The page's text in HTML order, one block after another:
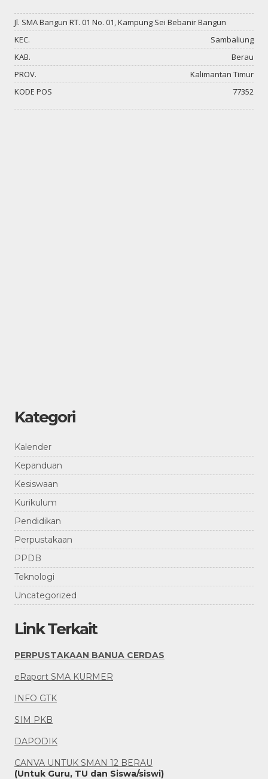
Jl. SMA Bangun RT. 01 No. 01, Kampung Sei Bebanir Bangun
KEC.
Sambaliung
KAB.
Berau
PROV.
Kalimantan Timur
KODE POS
77352
Kategori
Kalender
Kepanduan
Kesiswaan
Kurikulum
Pendidikan
Perpustakaan
PPDB
Teknologi
Uncategorized
Link Terkait
PERPUSTAKAAN BANUA CERDAS
eRaport SMA KURMER
INFO GTK
SIM PKB
DAPODIK
CANVA UNTUK SMAN 12 BERAU
(Untuk Guru, TU dan Siswa/siswi)